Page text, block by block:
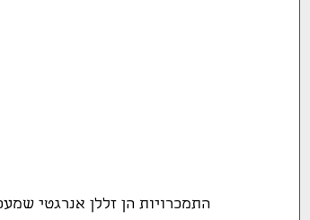
התמכרויות הן זללן אנרגטי